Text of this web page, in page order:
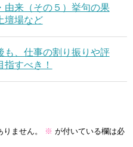
由来（その５）挙句の果
壇場など
も、仕事の割り振りや評
すべき！
ません。 ※ が付いている欄は必